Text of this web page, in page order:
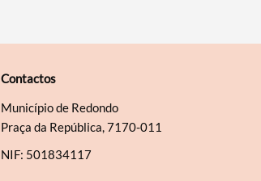
Contactos
Município de Redondo
Praça da República, 7170-011
NIF: 501834117